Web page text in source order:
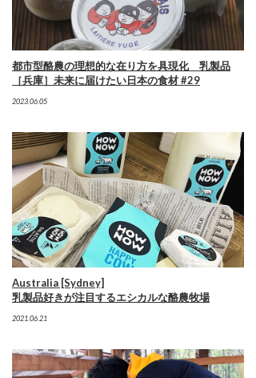
都市型酪農の理想的な在り方を具現化 乳製品
［兵庫］未来に届けたい日本の食材 #29
2023.06.05
Australia [Sydney]
乳製品好きが注目するエシカルな酪農牧場
2021.06.21